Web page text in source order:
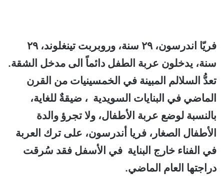
فريّا اندرسون، ٢٩ سنة، وروبربت تينغلوند، ٢٩
سنة، يدخلون عربة الطفل دائماً الى مدخل الشقة.
تعدُّ السلالم المبينة في الخمسينيات من القرن
الماضي في البنايات السويدية ، ضيقةٌ للغاية،
بالنسبة لوضع عربة الأطفال، ولا تجرؤ والدة
الأطفال الصغار، فريا أندرسون، على ترك العربة
في الفناء خارج البناية في الأسفل فقد سُرقت
دراجتها العام الماضي.